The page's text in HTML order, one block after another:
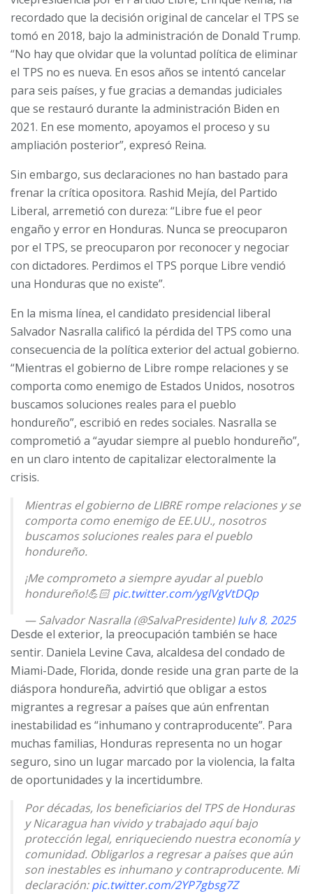
recordado que la decisión original de cancelar el TPS se
tomó en 2018, bajo la administración de Donald Trump.
“No hay que olvidar que la voluntad política de eliminar
el TPS no es nueva. En esos años se intentó cancelar
para seis países, y fue gracias a demandas judiciales
que se restauró durante la administración Biden en
2021. En ese momento, apoyamos el proceso y su
ampliación posterior”, expresó Reina.
Sin embargo, sus declaraciones no han bastado para
frenar la crítica opositora. Rashid Mejía, del Partido
Liberal, arremetió con dureza: “Libre fue el peor
engaño y error en Honduras. Nunca se preocuparon
por el TPS, se preocuparon por reconocer y negociar
con dictadores. Perdimos el TPS porque Libre vendió
una Honduras que no existe”.
En la misma línea, el candidato presidencial liberal
Salvador Nasralla calificó la pérdida del TPS como una
consecuencia de la política exterior del actual gobierno.
“Mientras el gobierno de Libre rompe relaciones y se
comporta como enemigo de Estados Unidos, nosotros
buscamos soluciones reales para el pueblo
hondureño”, escribió en redes sociales. Nasralla se
comprometió a “ayudar siempre al pueblo hondureño”,
en un claro intento de capitalizar electoralmente la
crisis.
Mientras el gobierno de LIBRE rompe relaciones y se
comporta como enemigo de EE.UU., nosotros
buscamos soluciones reales para el pueblo
hondureño.
¡Me comprometo a siempre ayudar al pueblo
hondureño!💪🏻pic.twitter.com/yglVgVtDQp
— Salvador Nasralla (@SalvaPresidente)July 8, 2025
Desde el exterior, la preocupación también se hace
sentir. Daniela Levine Cava, alcaldesa del condado de
Miami-Dade, Florida, donde reside una gran parte de la
diáspora hondureña, advirtió que obligar a estos
migrantes a regresar a países que aún enfrentan
inestabilidad es “inhumano y contraproducente”. Para
muchas familias, Honduras representa no un hogar
seguro, sino un lugar marcado por la violencia, la falta
de oportunidades y la incertidumbre.
Por décadas, los beneficiarios del TPS de Honduras
y Nicaragua han vivido y trabajado aquí bajo
protección legal, enriqueciendo nuestra economía y
comunidad. Obligarlos a regresar a países que aún
son inestables es inhumano y contraproducente. Mi
declaración:pic.twitter.com/2YP7gbsg7Z